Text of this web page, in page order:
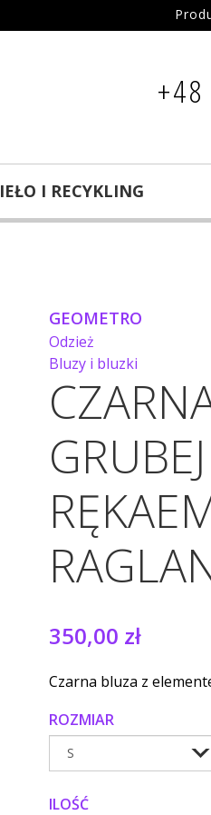
I RECYKLING
GEOMETRO
Odzież
Bluzy i bluzki
350,00 zł
Czarna bluza z
ROZMIAR
ILOŚĆ